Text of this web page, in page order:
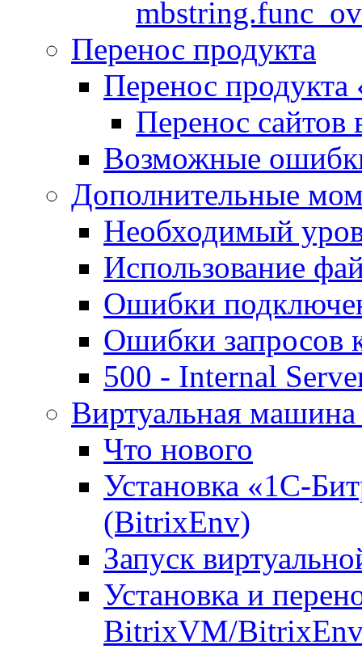
Перенос продукта
Перенос продукта
Перенос сайтов
Возможные
Дополнительные
Необходимый
Использование
Ошибки
Ошибки запросов
500 - Internal
Виртуальная
Что нового
Установка «1С-
(BitrixEnv)
Запуск
Установка и
BitrixVM/